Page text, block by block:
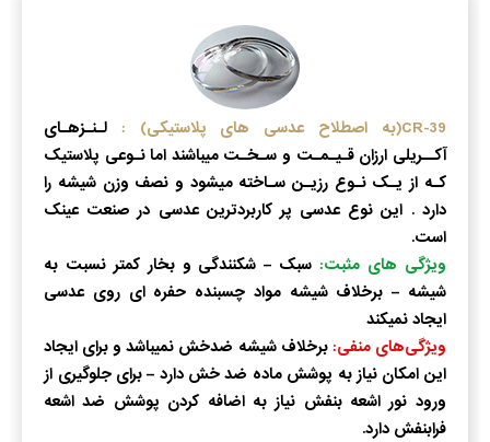
39-CR(به اصطلاح عدسی های پلاستیکی) :
لـنـزهـای
آکــریلی ارزان قـیـمـت و سـخـت میباشند اما نـوعی پلاستیک
کـه از یـک نـوع رزیـن سـاخته میشود و نصف وزن شیشه را
دارد . این نوع عدسی پر کاربردترین عدسی در صنعت عینک
است.
ویژگی های مثبت:سبک – شکنندگی و بخار کمتر نسبت به
شیشه – برخلاف شیشه مواد چسبنده حفره ای روی عدسی
ایجاد نمیکند
ویژگی‌های منفی:برخلاف شیشه ضدخش نمیباشد و برای ایجاد
این امکان نیاز به پوشش ماده ضد خش دارد – برای جلوگیری از
ورود نور اشعه بنفش نیاز به اضافه کردن پوشش ضد اشعه
فرابنفش دارد.